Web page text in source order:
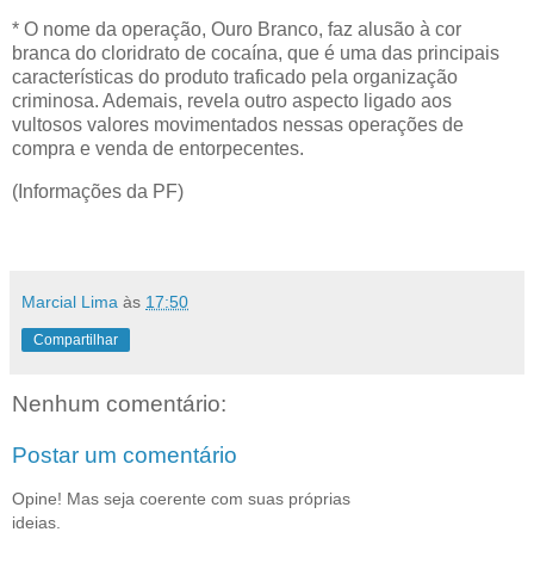
* O nome da operação, Ouro Branco, faz alusão à cor
branca do cloridrato de cocaína, que é uma das principais
características do produto traficado pela organização
criminosa. Ademais, revela outro aspecto ligado aos
vultosos valores movimentados nessas operações de
compra e venda de entorpecentes.
(Informações da PF)
Marcial Lima às 17:50
Compartilhar
Nenhum comentário:
Postar um comentário
Opine! Mas seja coerente com suas próprias
ideias.